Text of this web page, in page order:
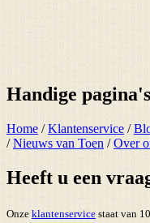
Handige pagina's
Home /Klantenservice /
/Nieuws van Toen /Over
Heeft u een
Onze klantenservice staat van